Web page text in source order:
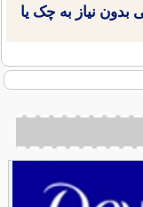
بدون نیاز به چک یا